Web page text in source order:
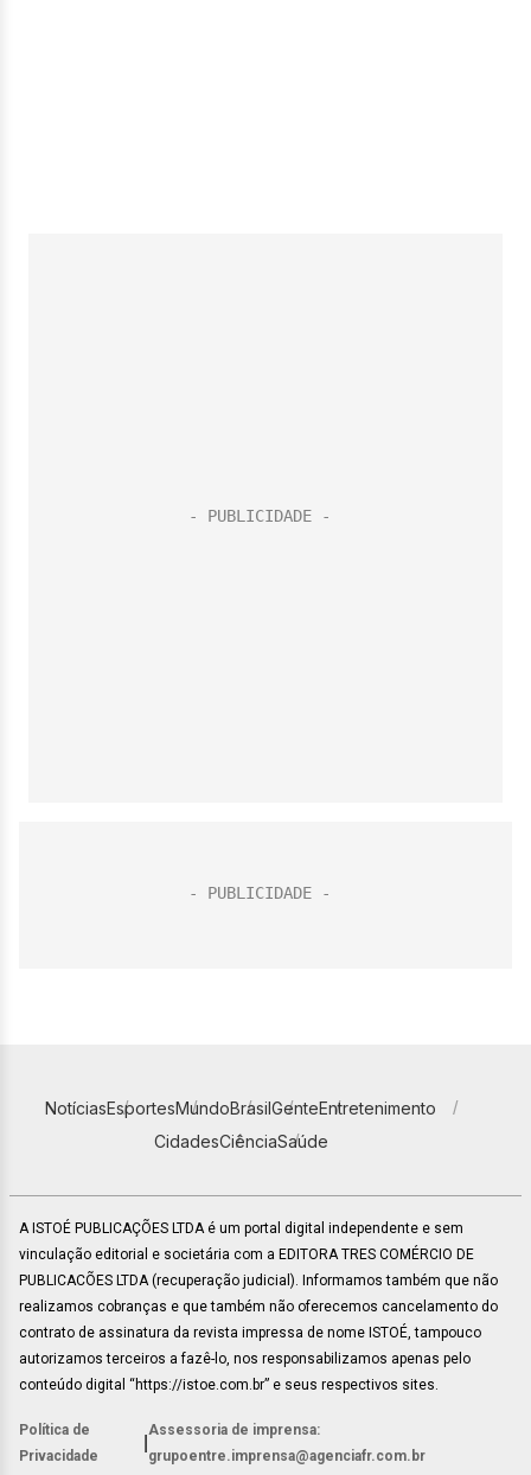
NotíciasEsportesMundoBrasilGenteEntretenimento
CidadesCiênciaSaúde
A ISTOÉ PUBLICAÇÕES LTDA é um portal digital independente e sem
vinculação editorial e societária com a EDITORA TRES COMÉRCIO DE
PUBLICACÕES LTDA (recuperação judicial). Informamos também que não
realizamos cobranças e que também não oferecemos cancelamento do
contrato de assinatura da revista impressa de nome ISTOÉ, tampouco
autorizamos terceiros a fazê-lo, nos responsabilizamos apenas pelo
conteúdo digital “https://istoe.com.br” e seus respectivos sites.
Política de
Privacidade
Assessoria de imprensa:
grupoentre.imprensa@agenciafr.com.br